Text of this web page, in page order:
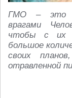
ГМО – это
врагами
чтобы с их
большое
своих
отравленной